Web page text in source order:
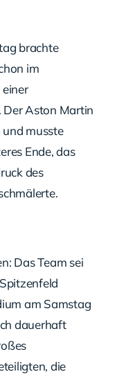
brachte
im
Der Aston Martin
musste
Ende, das
des
Das Team sei
am Samstag
dauerhaft
die